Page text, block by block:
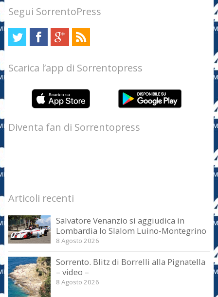
Segui SorrentoPress
Scarica l’app di Sorrentopress
Diventa fan di Sorrentopress
Articoli recenti
Salvatore Venanzio si aggiudica in
Lombardia lo Slalom Luino-Montegrino
8 Agosto 2026
Sorrento. Blitz di Borrelli alla Pignatella
– video –
8 Agosto 2026